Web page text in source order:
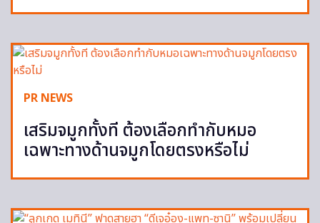
PR NEWS
เสริมจมูกทั้งที ต้องเลือกทำกับหมอ
เฉพาะทางด้านจมูกโดยตรงหรือไม่